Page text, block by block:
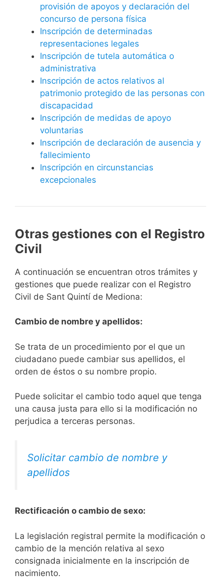
provisión de apoyos y declaración del
concurso de persona física
Inscripción de determinadas
representaciones legales
Inscripción de tutela automática o
administrativa
Inscripción de actos relativos al
patrimonio protegido de las personas con
discapacidad
Inscripción de medidas de apoyo
voluntarias
Inscripción de declaración de ausencia y
fallecimiento
Inscripción en circunstancias
excepcionales
Otras gestiones con el Registro
Civil
A continuación se encuentran otros trámites y
gestiones que puede realizar con el Registro
Civil de Sant Quintí de Mediona:
Cambio de nombre y apellidos:
Se trata de un procedimiento por el que un
ciudadano puede cambiar sus apellidos, el
orden de éstos o su nombre propio.
Puede solicitar el cambio todo aquel que tenga
una causa justa para ello si la modificación no
perjudica a terceras personas.
Solicitar cambio de nombre y
apellidos
Rectificación o cambio de sexo:
La legislación registral permite la modificación o
cambio de la mención relativa al sexo
consignada inicialmente en la inscripción de
nacimiento.